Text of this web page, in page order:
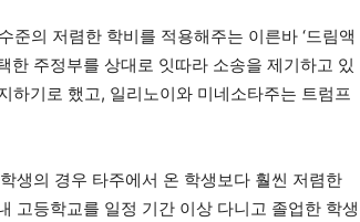
의 저렴한 학비를 적용해주는 이른바 ‘드림액
한 주정부를 상대로 잇따라 소송을 제기하고 있
하기로 했고, 일리노이와 미네소타주는 트럼프
생의 경우 타주에서 온 학생보다 훨씬 저렴한
고등학교를 일정 기간 이상 다니고 졸업한 학생